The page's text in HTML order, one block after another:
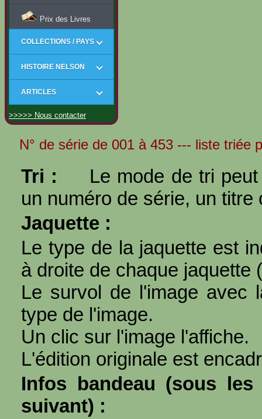
Prix des Livres
COLLECTIONS / PAYS
HISTOIRE NELSON
ARTICLES
>>>>> Nous contacter
N° de série de 001 à 453 --- liste triée
Tri :
Le mode de tri
un numéro de série, un titre
Jaquette :
Le type de la jaquette est
à droite de chaque jaquette (
Le survol de l'image avec
type de l'image.
Un clic sur l'image l'affiche.
L'édition originale est
Infos bandeau (sous
suivant) :